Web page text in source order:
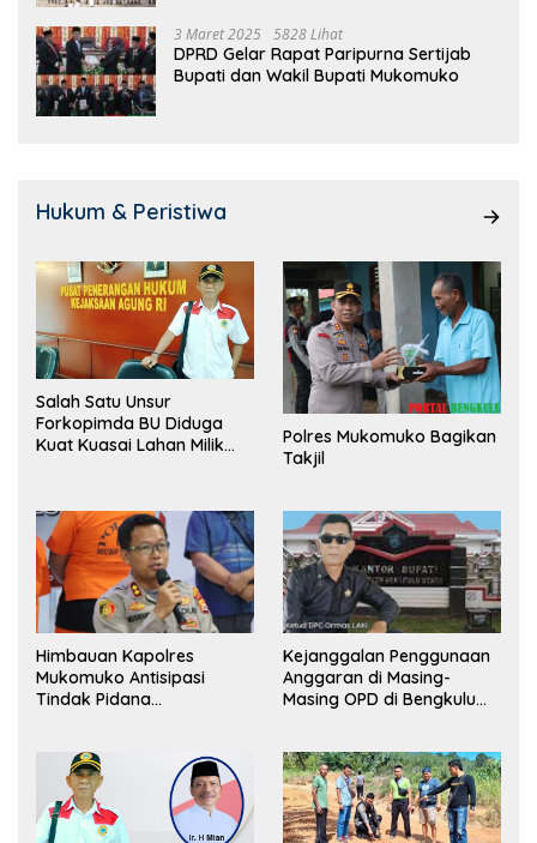
3 Maret 2025 5828 Lihat
DPRD Gelar Rapat Paripurna Sertijab
Bupati dan Wakil Bupati Mukomuko
Hukum & Peristiwa
Salah Satu Unsur
Forkopimda BU Diduga
Kuat Kuasai Lahan Milik
Polres Mukomuko Bagikan
Takjil
Himbauan Kapolres
Mukomuko Antisipasi
Tindak Pidana
Kejanggalan Penggunaan
Anggaran di Masing-
Masing OPD di Bengkulu